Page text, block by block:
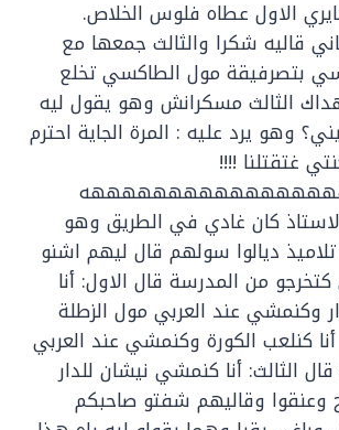
الاول عطاه فلوس الخلاص.
قاليه شكرا والثالث جمعها مع
بتصرفيقة مول الطاكسي تخلع
الثالث مسكرانش وهو يقول ليه
وهو يرد عليه : المرة الجاية احترم
غتقتلنا !!!!
كان غادي في الطريق وهو
ديالوا سولهم قال ليهم اشنو
من المدرسة قال الاول: أنا
وكنمشي عند العربي مول الزطلة
أنا كنلعب الكورة وكنمشي عند العربي
الثالث: أنا كنمشي نيشان للدار
وعنقوا وقاليهم شفتو صاحبكم